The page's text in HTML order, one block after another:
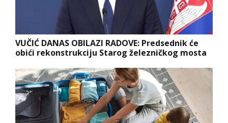
VUČIĆ DANAS OBILAZI RADOVE: Predsednik će
obići rekonstrukciju Starog železničkog mosta